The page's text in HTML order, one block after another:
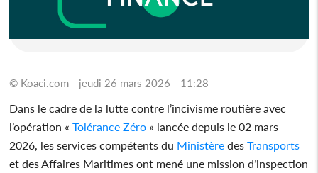
© Koaci.com - jeudi 26 mars 2026 - 11:28
Dans le cadre de la lutte contre l’incivisme routière avec
l’opération «Tolérance Zéro » lancée depuis le 02 mars
2026, les services compétents du Ministère desTransports
et des Affaires Maritimes ont mené une mission d’inspection